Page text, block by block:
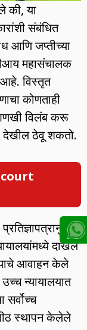
की, या
संबंधित
आणि जप्तीच्या
महासंचालक
आहे. विस्तृत
कोणताही
विलंब करू
देखील ठेवू शकतो.
court
दाखल
आवाहन केले
न्यायालयात
स्थापन केलेले